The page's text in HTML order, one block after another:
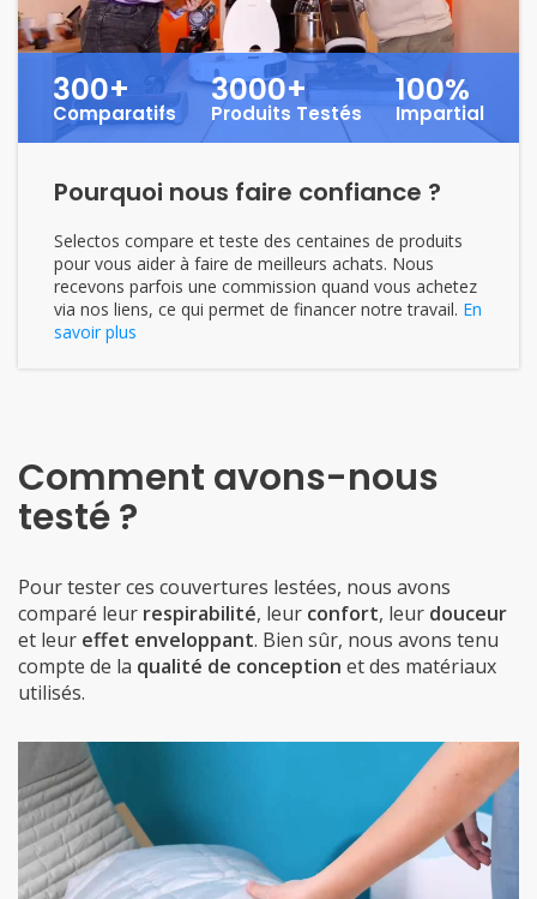
300+
Comparatifs
3000+
Produits Testés
100%
Impartial
Pourquoi nous faire confiance ?
Selectos compare et teste des centaines de produits
pour vous aider à faire de meilleurs achats. Nous
recevons parfois une commission quand vous achetez
via nos liens, ce qui permet de financer notre travail. En
savoir plus
Comment avons-nous
testé ?
Pour tester ces couvertures lestées, nous avons
comparé leur respirabilité, leur confort, leur douceur
et leur effet enveloppant. Bien sûr, nous avons tenu
compte de la qualité de conception et des matériaux
utilisés.